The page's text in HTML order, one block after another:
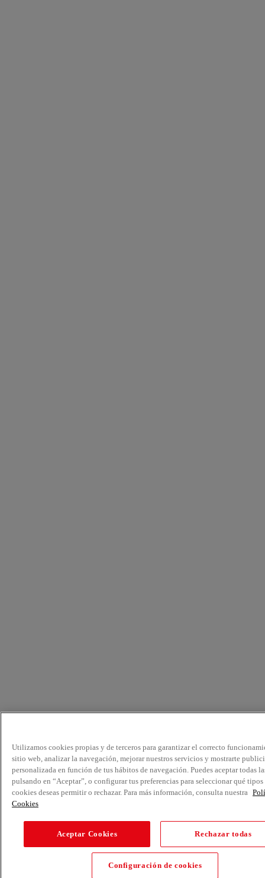
Utilizamos cookies propias y de terceros para garantizar el correcto
sitio web, analizar la navegación, mejorar nuestros servicios y mostrarte
personalizada en función de tus hábitos de navegación. Puedes aceptar todas
pulsando en “Aceptar”, o configurar tus preferencias para seleccionar qué tipos
cookies deseas permitir o rechazar. Para más información, consulta nuestra
Cookies
Aceptar Cookies Rechazar todas
Configuración de cookies